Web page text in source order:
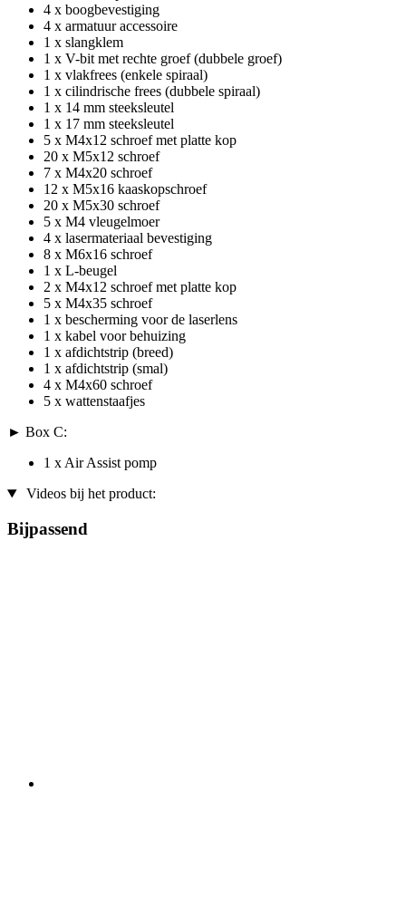
4 x boogbevestiging
4 x armatuur accessoire
1 x slangklem
1 x V-bit met rechte groef (dubbele groef)
1 x vlakfrees (enkele spiraal)
1 x cilindrische frees (dubbele spiraal)
1 x 14 mm steeksleutel
1 x 17 mm steeksleutel
5 x M4x12 schroef met platte kop
20 x M5x12 schroef
7 x M4x20 schroef
12 x M5x16 kaaskopschroef
20 x M5x30 schroef
5 x M4 vleugelmoer
4 x lasermateriaal bevestiging
8 x M6x16 schroef
1 x L-beugel
2 x M4x12 schroef met platte kop
5 x M4x35 schroef
1 x bescherming voor de laserlens
1 x kabel voor behuizing
1 x afdichtstrip (breed)
1 x afdichtstrip (smal)
4 x M4x60 schroef
5 x wattenstaafjes
► Box C:
1 x Air Assist pomp
Videos bij het product:
Bijpassend